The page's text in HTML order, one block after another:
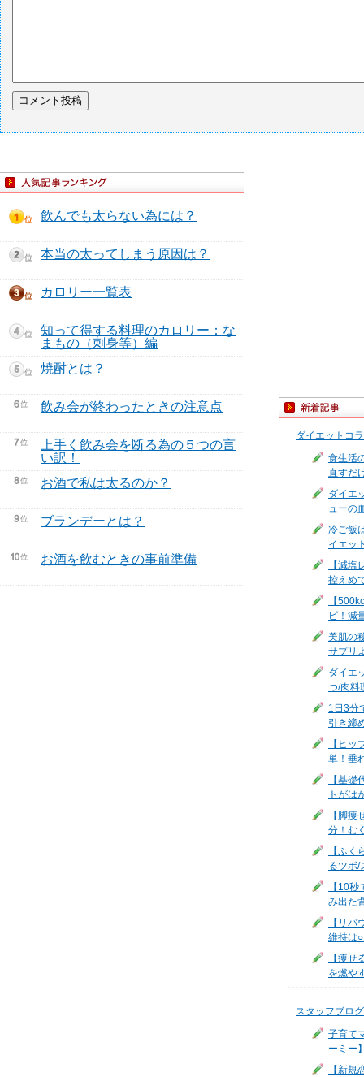
ダイエットコ
食生活
直すだ
ダイエ
ューの
冷ご飯
イエッ
【減
控えめ
【
ピ！減
美肌の
サプリ
ダイエ
つ/肉料
1日3分
引き締
【ヒ
単！垂
【基
トがは
【脚
分！む
【ふ
るツボ/
【10
み出た
【リ
維持は
【痩
を燃や
スタッフブログ
子育て
ーミー
【新
飲んでも太らない為には？
本当の太ってしまう原因は？
カロリー一覧表
知って得する料理のカロリー：な
まもの（刺身等）編
焼酎とは？
飲み会が終わったときの注意点
上手く飲み会を断る為の５つの言
い訳！
お酒で私は太るのか？
ブランデーとは？
お酒を飲むときの事前準備